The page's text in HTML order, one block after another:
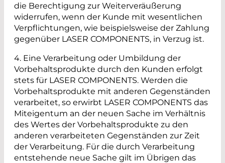
die Berechtigung zur Weiterveräußerung
widerrufen, wenn der Kunde mit wesentlichen
Verpflichtungen, wie beispielsweise der Zahlung
gegenüber LASER COMPONENTS, in Verzug ist.
4. Eine Verarbeitung oder Umbildung der
Vorbehaltsprodukte durch den Kunden erfolgt
stets für LASER COMPONENTS. Werden die
Vorbehaltsprodukte mit anderen Gegenständen
verarbeitet, so erwirbt LASER COMPONENTS das
Miteigentum an der neuen Sache im Verhältnis
des Wertes der Vorbehaltsprodukte zu den
anderen verarbeiteten Gegenständen zur Zeit
der Verarbeitung. Für die durch Verarbeitung
entstehende neue Sache gilt im Übrigen das